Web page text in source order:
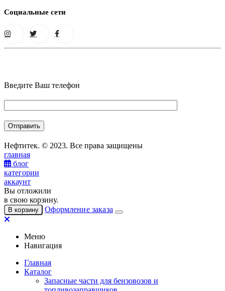
Социальные сети
Введите Ваш телефон
Нефтитек. © 2023. Все права защищены
главная
блог
категории
аккаунт
Вы отложили
в свою корзину.
В корзину Оформление заказа
Меню
Навигация
Главная
Каталог
Запасные части для бензовозов и